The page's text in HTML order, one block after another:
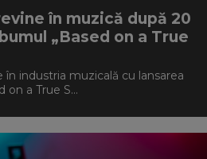
în muzică după 20
„Based on a True
industria muzicală cu lansarea
on a True S...